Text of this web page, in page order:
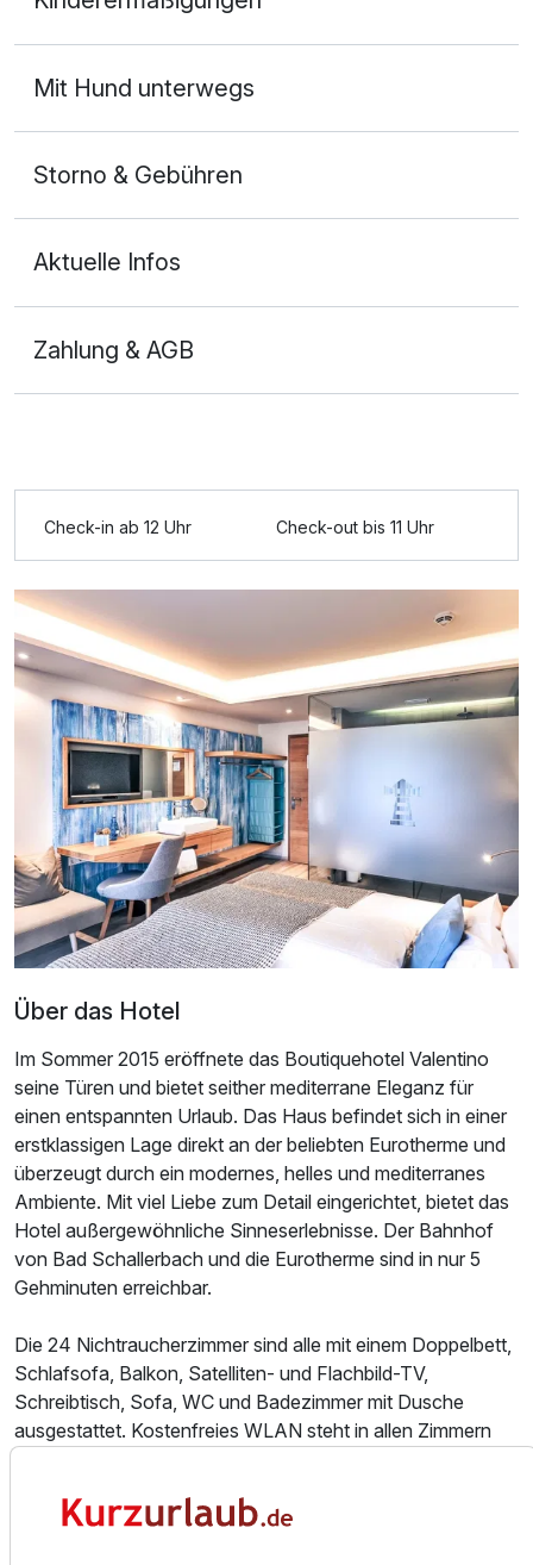
Für 2 Tage p.P. ab183,00 €
Doppelzimmer Panorama
2 Erwachsene
Ausstattung
Für 2 Tage p.P. ab212,00 €
Mit Hund unterwegs
Storno & Gebühren
Aktuelle Infos
Zahlung & AGB
Check-in ab 12 Uhr Check-out bis 11 Uhr
Über das Hotel
Im Sommer 2015 eröffnete das Boutiquehotel Valentino
seine Türen und bietet seither mediterrane Eleganz für
einen entspannten Urlaub. Das Haus befindet sich in einer
erstklassigen Lage direkt an der beliebten Eurotherme und
überzeugt durch ein modernes, helles und mediterranes
Ambiente. Mit viel Liebe zum Detail eingerichtet, bietet das
Hotel außergewöhnliche Sinneserlebnisse. Der Bahnhof
von Bad Schallerbach und die Eurotherme sind in nur 5
Gehminuten erreichbar.
Die 24 Nichtraucherzimmer sind alle mit einem Doppelbett,
Schlafsofa, Balkon, Satelliten- und Flachbild-TV,
Schreibtisch, Sofa, WC und Badezimmer mit Dusche
ausgestattet. Kostenfreies WLAN steht in allen Zimmern
Auf Anfrage ist es möglich auch am Vormittag bis 14 Uhr